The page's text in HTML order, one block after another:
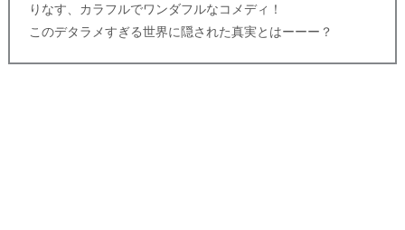
りなす、カラフルでワンダフルなコメディ！
このデタラメすぎる世界に隠された真実とはーーー？